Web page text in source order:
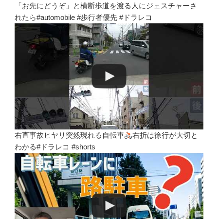
「お先にどうぞ」と横断歩道を渡る人にジェスチャーさ
れたら#automobile #歩行者優先 #ドラレコ
右直事故ヒヤリ突然現れる自転車
右折は徐行が大切と
わかる#ドラレコ #shorts